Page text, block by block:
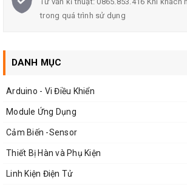
Dòng Max: 10A
trong quá trình sử dụng
DANH MỤC
Arduino - Vi Điều Khiển
Module Ứng Dụng
Cảm Biến -Sensor
Thiết Bị Hàn và Phụ Kiện
Linh Kiện Điện Tử